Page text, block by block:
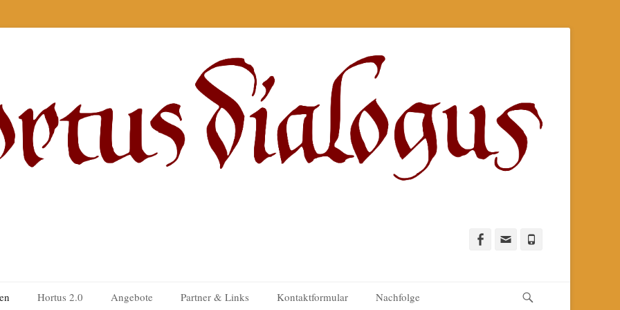
Facebook
Hortus 2.0 Angebote Partner & Links Kontaktformular Nachfolge